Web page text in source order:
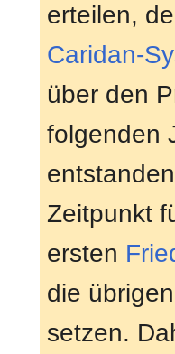
erteilen,
Caridan-
über den
folgenden
Zeitpunkt
ersten
die
setzen.